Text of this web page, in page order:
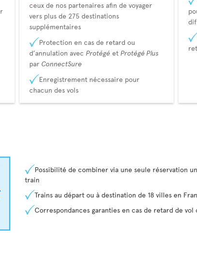
ceux de nos partenaires afin de voyager
vers plus de 275 destinations
supplémentaires
Protection en cas de retard ou
d’annulation avec Protégé et Protégé Plus
par ConnectSure
Enregistrement nécessaire pour
chacun des vols
Possibilité de combiner via une seule réservation
train
Trains au départ ou à destination de 18 villes en
Correspondances garanties en cas de retard de vol